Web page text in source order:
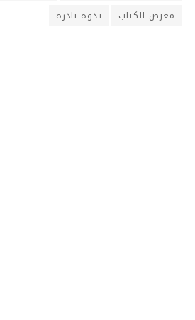
معرض الكتاب
ندوة نادرة